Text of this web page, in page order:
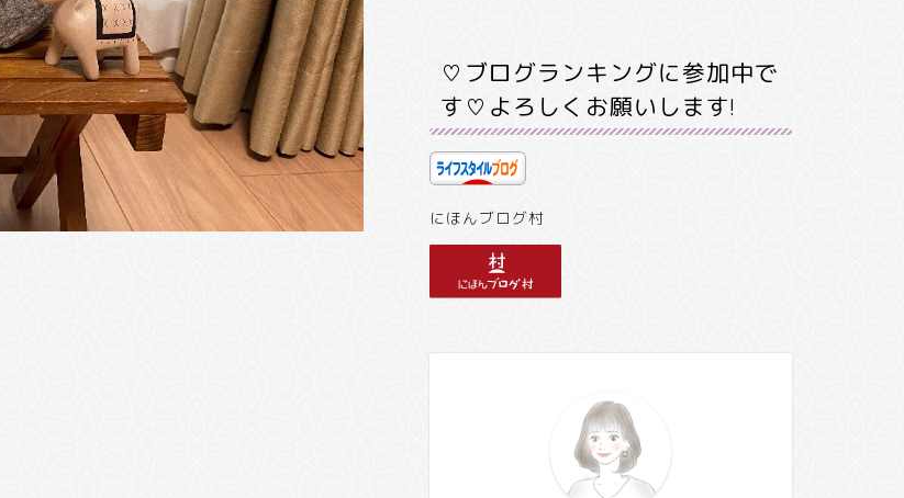
♡ブログランキングに参加中で
す♡よろしくお願いします!
にほんブログ村